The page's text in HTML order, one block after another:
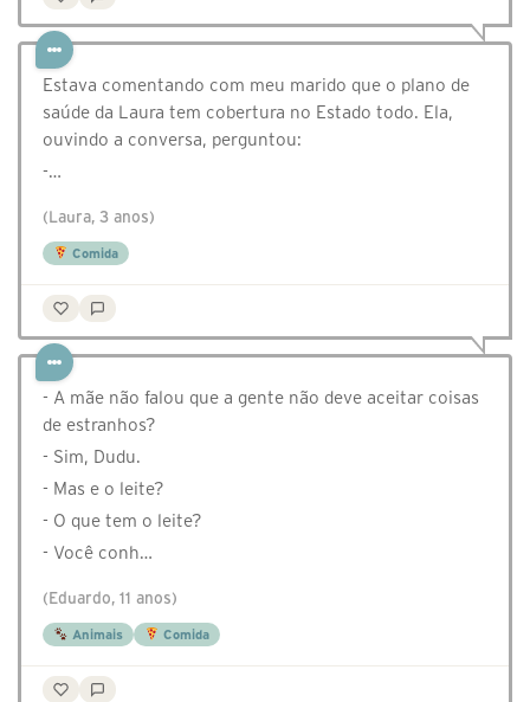
Estava comentando com meu marido que o plano de
saúde da Laura tem cobertura no Estado todo. Ela,
ouvindo a conversa, perguntou:
-…
(Laura, 3 anos)
Comida
- A mãe não falou que a gente não deve aceitar coisas
de estranhos?
- Sim, Dudu.
- Mas e o leite?
- O que tem o leite?
- Você conh…
(Eduardo, 11 anos)
Animais Comida